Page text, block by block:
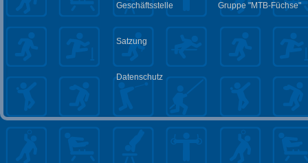
Geschäftsstelle
Satzung
Datenschutz
Gruppe "MTB-Füchse"